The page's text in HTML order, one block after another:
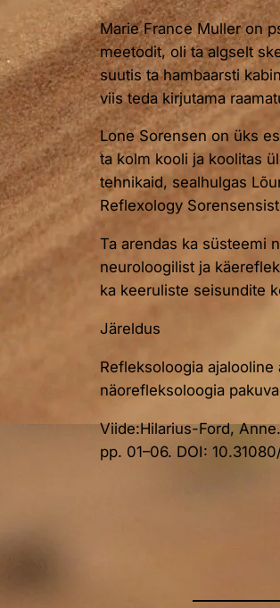
Marie France Muller on
meetodit, oli ta algselt
suutis ta hambaarsti
viis teda kirjutama
Lone Sorensen on üks
ta kolm kooli ja koolitas
tehnikaid, sealhulgas
Reflexology
Ta arendas ka süsteemi
neuroloogilist ja
ka keeruliste seisundite
Järeldus
Refleksoloogia
näorefleksoloogia
Viide:Hilarius-Ford,
pp. 01–06. DOI: